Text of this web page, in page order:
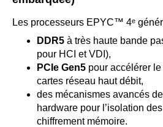
Les processeurs EPYC™ 4ᵉ
DDR5 à très haute bande
pour HCI et VDI),
PCIe Gen5 pour accélérer
cartes réseau haut débit,
des mécanismes avancés
hardware pour l’isolation
chiffrement mémoire.